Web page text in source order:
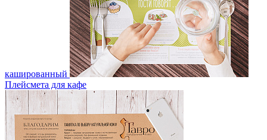
кашированный
Плейсмета для кафе